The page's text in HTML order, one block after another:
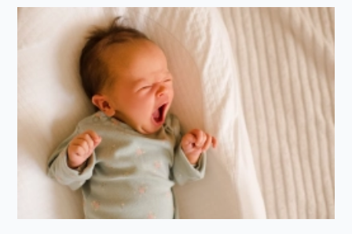
terus bermain dengan gadget.Anak-anakakan cenderung
meniru perilaku orang tua, sehingga pastikan kita
memberikan contoh yang baik ya, Moms.